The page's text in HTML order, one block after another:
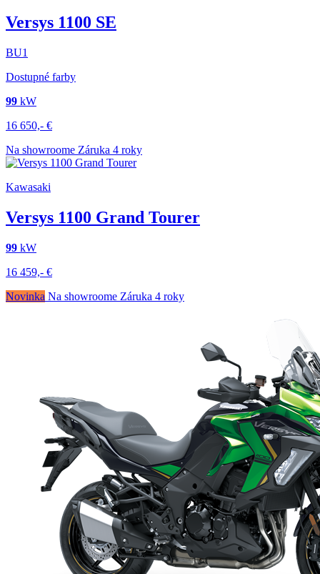
Versys 1100 SE
BU1
Dostupné farby
99 kW
16 650,- €
Na showroome Záruka 4 roky
Kawasaki
Versys 1100 Grand Tourer
99 kW
16 459,- €
Novinka Na showroome Záruka 4 roky